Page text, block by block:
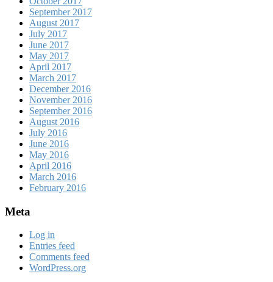
September 2017
August 2017
July 2017
June 2017
May 2017
April 2017
March 2017
December 2016
November 2016
September 2016
August 2016
July 2016
June 2016
May 2016
April 2016
March 2016
February 2016
Meta
Log in
Entries feed
Comments feed
WordPress.org